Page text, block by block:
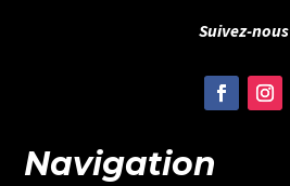
Suivez-nous
Navigation